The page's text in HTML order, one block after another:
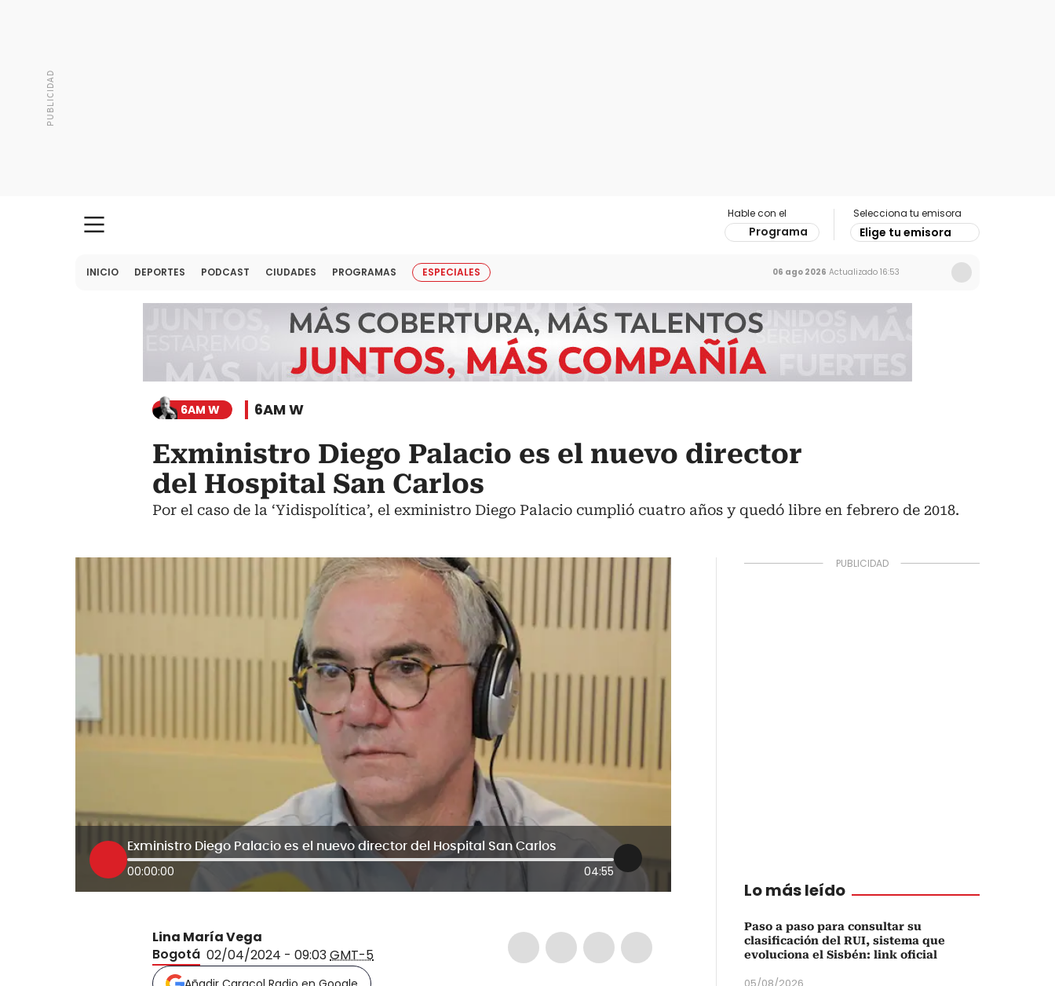
Hable con el
Programa
Selecciona tu emisora
Elige tu emisora
INICIO DEPORTES PODCAST CIUDADES PROGRAMAS ESPECIALES 06 ago 2026 Actualizado 16:53
6AM W 6AM W
Exministro Diego Palacio es el nuevo director
del Hospital San Carlos
Por el caso de la ‘Yidispolítica’, el exministro Diego Palacio cumplió cuatro años y quedó libre en febrero de 2018.
Exministro Diego Palacio es el nuevo director del Hospital San Carlos
00:00:00 04:55
Lina María Vega
Bogotá 02/04/2024 - 09:03GMT-5
Lo más leído
Paso a paso para consultar su
clasificación del RUI, sistema que
evoluciona el Sisbén: link oficial